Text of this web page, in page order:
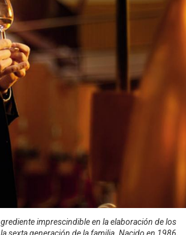
imprescindible en la elaboración de los